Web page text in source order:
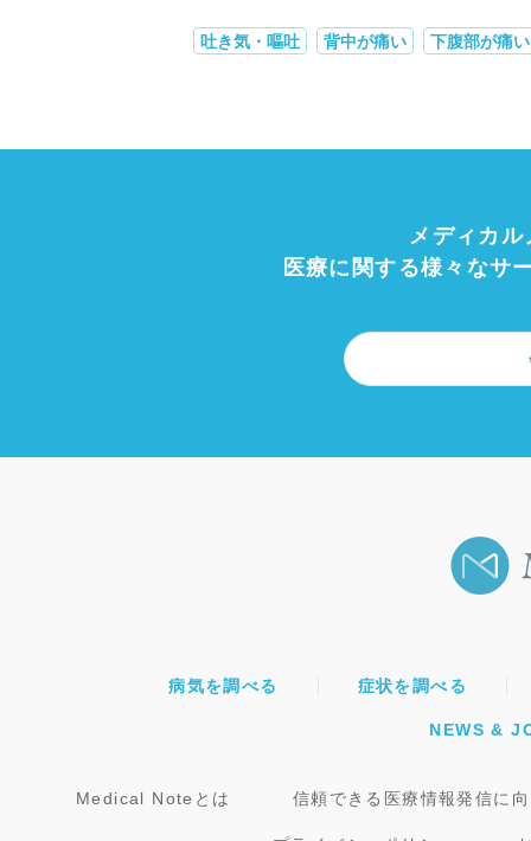
吐き気・嘔吐 背中が痛い 下腹部が痛い
メディカル
医療に関する様々なサ
病気を調べる 症状を調べる
NEWS &
Medical Noteとは 信頼できる医療情報発信に